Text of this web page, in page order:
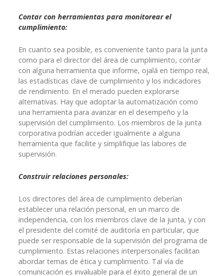
Contar con herramientas para monitorear el
cumplimiento:
En cuanto sea posible, es conveniente tanto para la junta
como para el director del área de cumplimiento, contar
con alguna herramienta que informe, ojalá en tiempo real,
las estadísticas clave de cumplimiento y los indicadores
de rendimiento. En el merado pueden explorarse
alternativas. Hay que adoptar la automatización como
una herramienta para avanzar en el desempeño y la
supervisión del cumplimiento. Los miembros de la junta
corporativa podrían acceder igualmente a alguna
herramienta que facilite y simplifique las labores de
supervisión.
Construir relaciones personales:
Los directores del área de cumplimiento deberían
establecer una relación personal, en un marco de
independencia, con los miembros clave de la junta, y con
el presidente del comité de auditoría en particular, que
puede ser responsable de la supervisión del programa de
cumplimiento. Estas relaciones interpersonales facilitan
abordar temas de ética y cumplimiento. Tal vía de
comunicación es invaluable para el éxito general de un